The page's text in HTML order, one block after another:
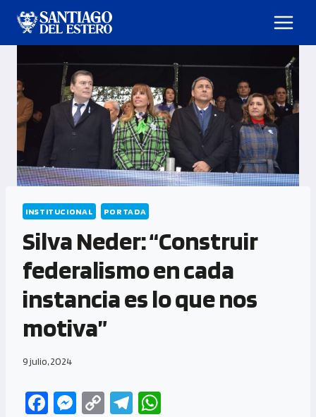
INSTITUCIONAL PORTADA
Silva Neder: “Construir
federalismo en cada
instancia es lo que nos
motiva”
9 julio, 2024
Fa M
C
Te